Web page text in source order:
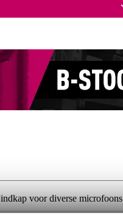
voor diverse microfoons